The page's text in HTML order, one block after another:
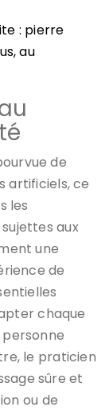
: pierre
au
de
artificiels, ce
les
aux
une
de
chaque
le praticien
sûre et
ou de